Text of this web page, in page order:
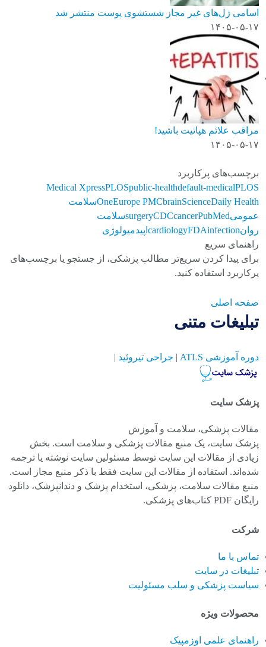
اسامی ژل‌های غیر مجاز شستشوی پوست منتشر شد
۱۴۰۵-۰۵-۱۷
مراقب علائم هپاتیت باشید!
۱۴۰۵-۰۵-۱۷
برچسب‌های پرکاربرد
Medical XpressPLOSpublic-healthdefault-medicalPLOS
OneEurope PMCbrainScienceDaily Health
سلامت
عمومی
surgeryCDCcancerPubMed
سلامت
روان
cardiologyFDAinfection
اپیدمیولوژی
راهنمای سریع
برای پیدا کردن سریع‌تر مطالب پزشکی، از جستجو یا برچسب‌های
پرکاربرد استفاده کنید.
صفحه اصلی
تبلیغات متنی
دوره آموزشی ATLS | جراحی تیروئید |
پزشک سایت
مقالات پزشکی، سلامت و آموزش
پزشک سایت، یک منبع مقالات پزشکی و سلامت است. بخش
زیادی از مقالات این سایت توسط مسئولین سایت نوشته یا ترجمه
شده‌اند. استفاده از مقالات این سایت فقط با ذکر منبع مجاز است.
منبع مقالات سلامت، پزشکی، استخدام پزشک و دندانپزشک، دانلود
رایگان PDF کتاب‌های پزشکی.
شرکت
تماس با ما
تبلیغات در سایت
سیاست پزشکی و سلب مسئولیت
محصولات ویژه
راهنمای علمی اوزمپیک